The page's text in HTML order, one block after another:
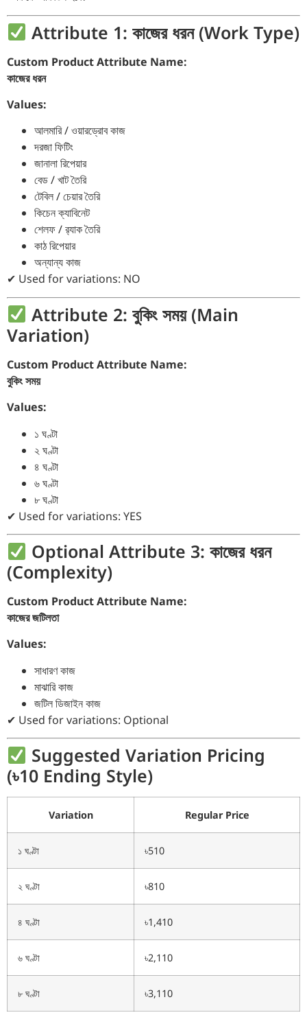
Attribute 1: কাজের ধরন (Work Type)
Custom Product Attribute Name:
কাজের ধরন
Values:
আলমারি / ওয়ারড্রোব কাজ
দরজা ফিটিং
জানালা রিপেয়ার
বেড / খাট তৈরি
টেবিল / চেয়ার তৈরি
কিচেন ক্যাবিনেট
শেলফ / র‍্যাক তৈরি
কাঠ রিপেয়ার
অন্যান্য কাজ
✔ Used for variations: NO
Attribute 2: বুকিং সময় (Main
Variation)
Custom Product Attribute Name:
বুকিং সময়
Values:
১ ঘণ্টা
২ ঘণ্টা
৪ ঘণ্টা
৬ ঘণ্টা
৮ ঘণ্টা
✔ Used for variations: YES
Optional Attribute 3: কাজের ধরন
(Complexity)
Custom Product Attribute Name:
কাজের জটিলতা
Values:
সাধারণ কাজ
মাঝারি কাজ
জটিল ডিজাইন কাজ
✔ Used for variations: Optional
Suggested Variation Pricing
(৳10 Ending Style)
Variation Regular Price
১ ঘণ্টা ৳510
২ ঘণ্টা ৳810
৪ ঘণ্টা ৳1,410
৬ ঘণ্টা ৳2,110
৮ ঘণ্টা ৳3,110